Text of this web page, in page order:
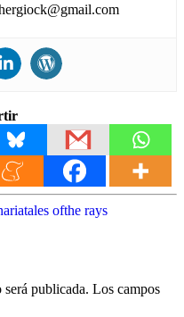
tales ofthe rays
publicada. Los campos